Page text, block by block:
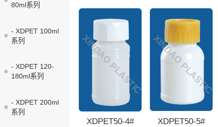
80ml系列
- XDPET 100ml
系列
- XDPET 120-
180ml系列
- XDPET 200ml
系列
XINDAO PLASTIC
XDPET50-4#
XINDAO PLASTIC
XDPET50-5#